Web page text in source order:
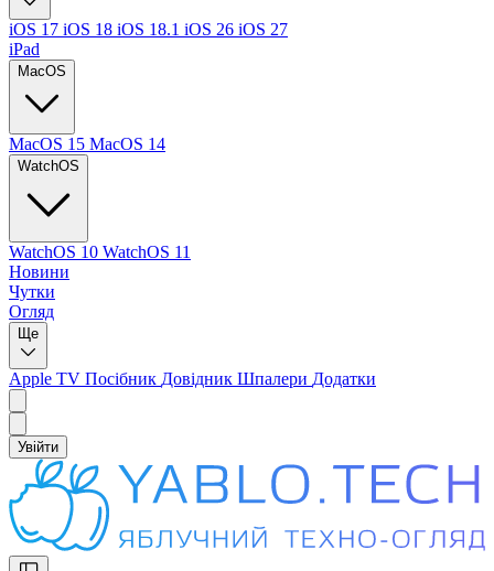
iOS 17 iOS 18 iOS 18.1 iOS 26 iOS 27
iPad
MacOS
MacOS 15 MacOS 14
WatchOS
WatchOS 10 WatchOS 11
Новини
Чутки
Огляд
Ще
Apple TV Посібник Довідник Шпалери Додатки
Увійти